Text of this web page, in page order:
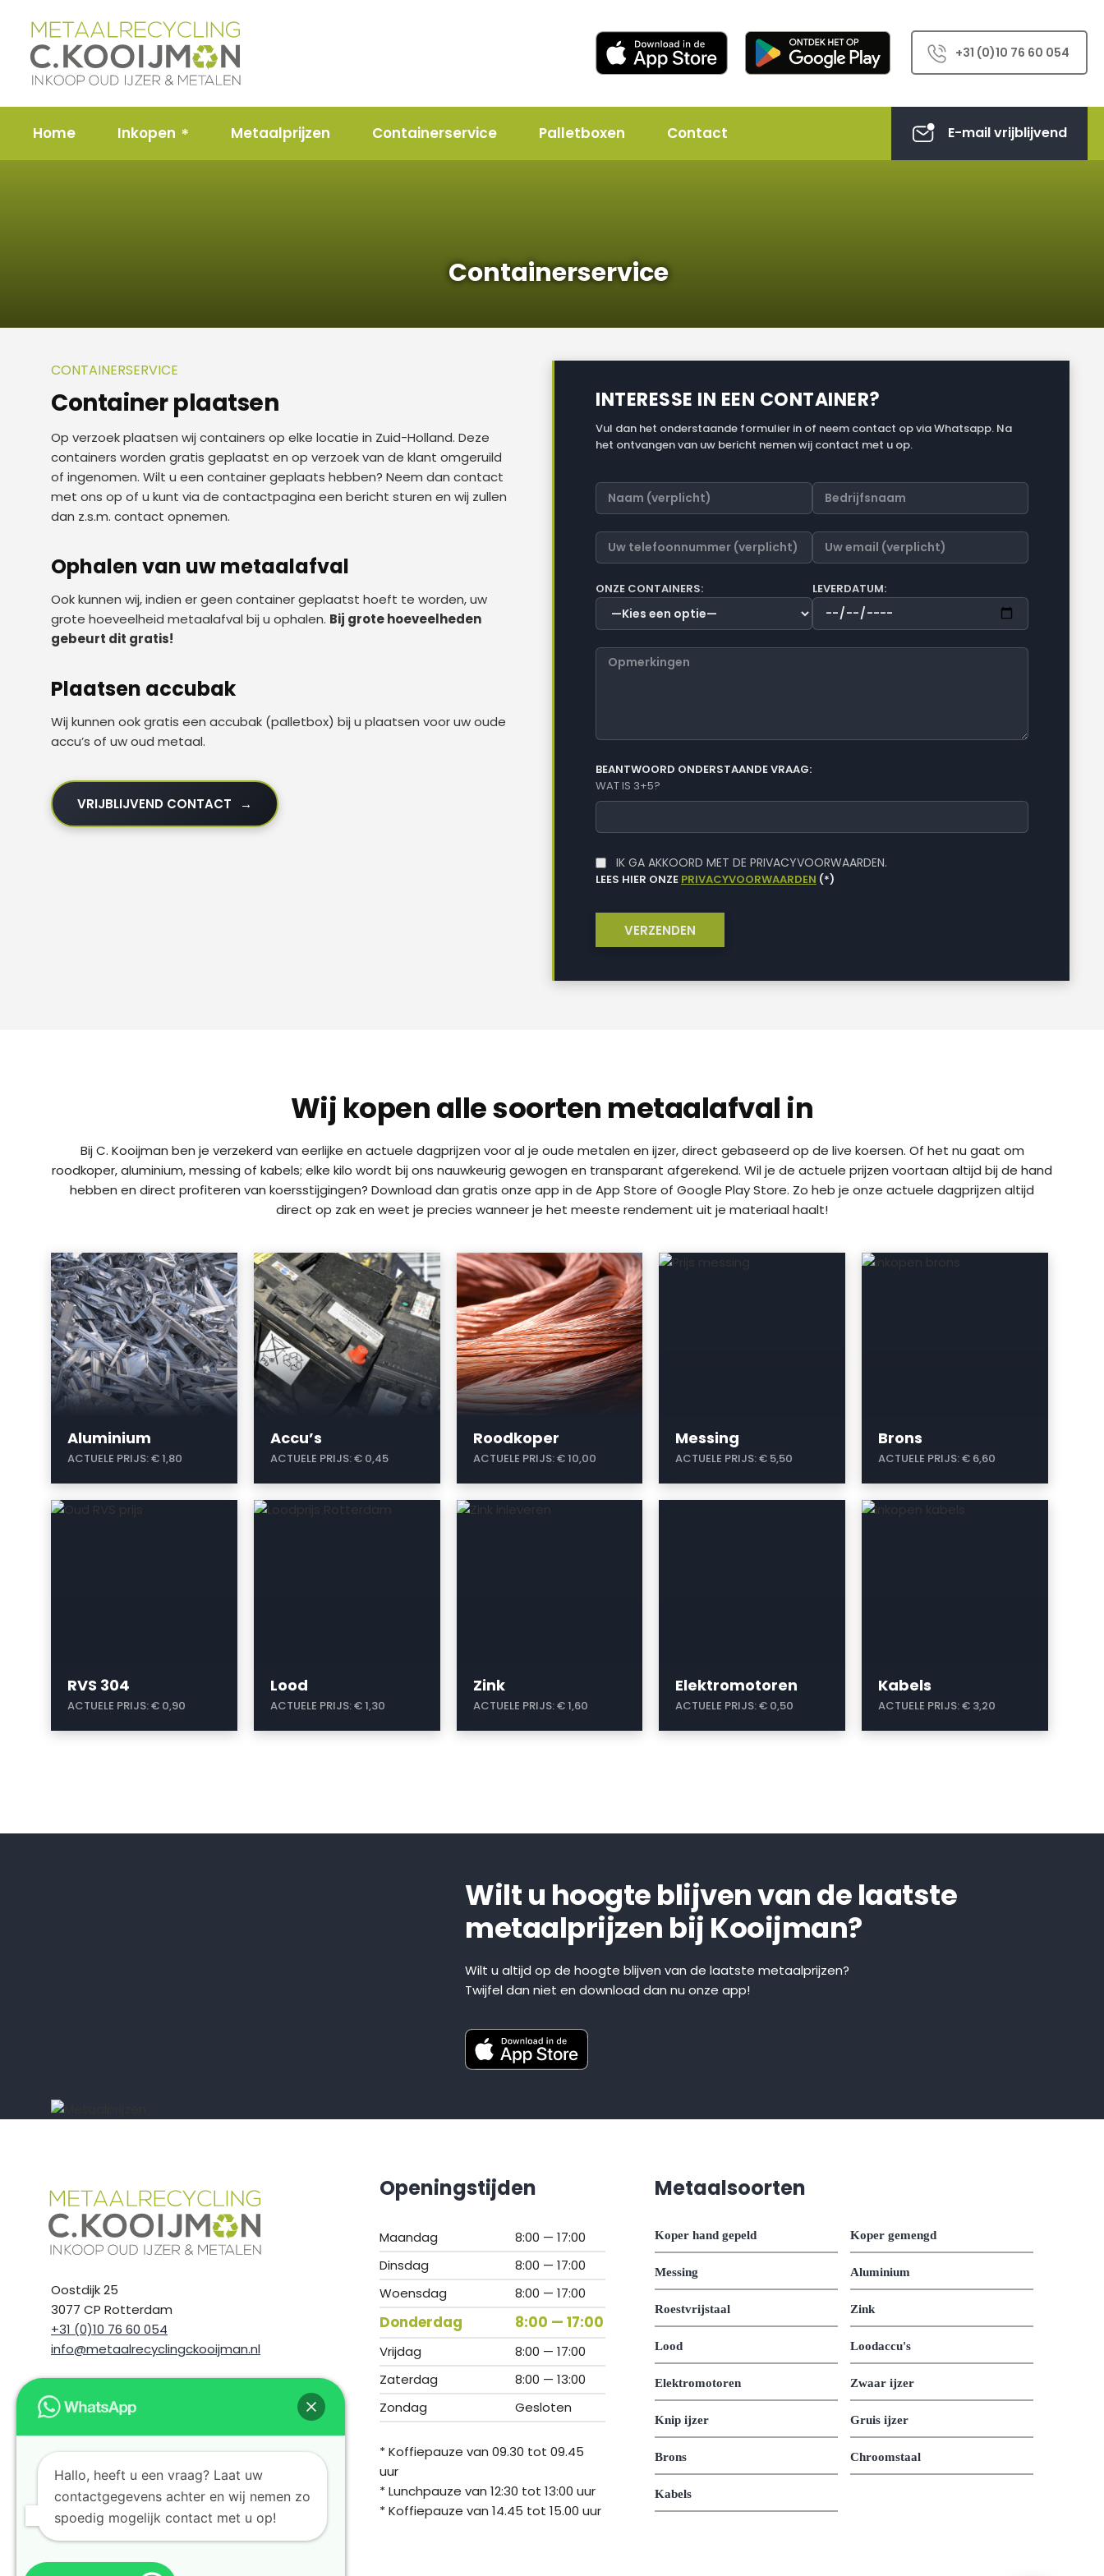
+31 (0)10 76 60 054
Home Inkopen Metaalprijzen Containerservice Palletboxen Contact E-mail vrijblijvend
Containerservice
CONTAINERSERVICE
Container plaatsen
Op verzoek plaatsen wij containers op elke locatie in Zuid-Holland. Deze
containers worden gratis geplaatst en op verzoek van de klant omgeruild
of ingenomen. Wilt u een container geplaats hebben? Neem dan contact
met ons op of u kunt via de contactpagina een bericht sturen en wij zullen
dan z.s.m. contact opnemen.
Ophalen van uw metaalafval
Ook kunnen wij, indien er geen container geplaatst hoeft te worden, uw
grote hoeveelheid metaalafval bij u ophalen. Bij grote hoeveelheden
gebeurt dit gratis!
Plaatsen accubak
Wij kunnen ook gratis een accubak (palletbox) bij u plaatsen voor uw oude
accu’s of uw oud metaal.
VRIJBLIJVEND CONTACT
INTERESSE IN EEN CONTAINER?
Vul dan het onderstaande formulier in of neem contact op via Whatsapp. Na
het ontvangen van uw bericht nemen wij contact met u op.
ONZE CONTAINERS: LEVERDATUM:
BEANTWOORD ONDERSTAANDE VRAAG:
WAT IS 3+5?
IK GA AKKOORD MET DE PRIVACYVOORWAARDEN.
LEES HIER ONZE PRIVACYVOORWAARDEN (*)
Wij kopen alle soorten metaalafval in
Bij C. Kooijman ben je verzekerd van eerlijke en actuele dagprijzen voor al je oude metalen en ijzer, direct gebaseerd op de live koersen. Of het nu gaat om
roodkoper, aluminium, messing of kabels; elke kilo wordt bij ons nauwkeurig gewogen en transparant afgerekend. Wil je de actuele prijzen voortaan altijd bij de hand
hebben en direct profiteren van koersstijgingen? Download dan gratis onze app in de App Store of Google Play Store. Zo heb je onze actuele dagprijzen altijd
direct op zak en weet je precies wanneer je het meeste rendement uit je materiaal haalt!
Aluminium
ACTUELE PRIJS:€ 1,80
a
Accu’s
ACTUELE PRIJS:€ 0,45
a
Roodkoper
ACTUELE PRIJS:€ 10,00
a
Messing
ACTUELE PRIJS:€ 5,50
a
Brons
ACTUELE PRIJS:€ 6,60
a
RVS 304
ACTUELE PRIJS:€ 0,90
a
Lood
ACTUELE PRIJS:€ 1,30
a
Zink
ACTUELE PRIJS:€ 1,60
a
Elektromotoren
ACTUELE PRIJS:€ 0,50
Kabels
ACTUELE PRIJS:€ 3,20
a
Wilt u hoogte blijven van de laatste
metaalprijzen bij Kooijman?
Wilt u altijd op de hoogte blijven van de laatste metaalprijzen?
Twijfel dan niet en download dan nu onze app!
Oostdijk 25
3077 CP Rotterdam
+31 (0)10 76 60 054
info@metaalrecyclingckooijman.nl
Openingstijden
Maandag
8:00 — 17:00
Dinsdag
8:00 — 17:00
Woensdag
8:00 — 17:00
Donderdag 8:00 — 17:00
Vrijdag
8:00 — 17:00
Zaterdag
8:00 — 13:00
Zondag
Gesloten
* Koffiepauze van 09.30 tot 09.45
uur
* Lunchpauze van 12:30 tot 13:00 uur
* Koffiepauze van 14.45 tot 15.00 uur
Metaalsoorten
Koper hand gepeld Koper gemengd
Messing Aluminium
Roestvrijstaal Zink
Lood Loodaccu's
Elektromotoren Zwaar ijzer
Knip ijzer Gruis ijzer
Brons Chroomstaal
Kabels
Hallo, heeft u een vraag? Laat uw
contactgegevens achter en wij nemen zo
spoedig mogelijk contact met u op!